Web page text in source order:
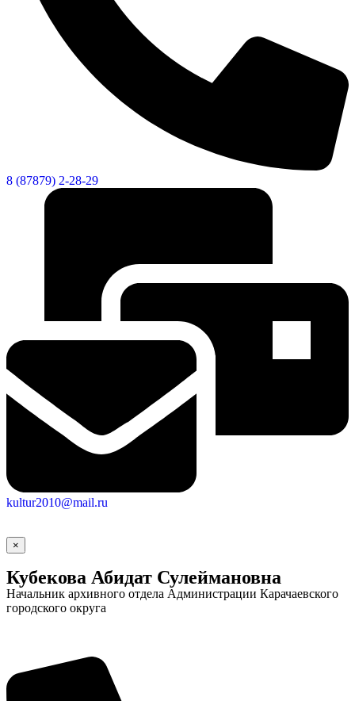
Новости Документы
Газета "Минги Тау"
Социальные
видеоролики
8 (87879) 2-28-29
kultur2010@mail.ru
×
Кубекова Абидат Сулеймановна
Начальник архивного отдела Администрации Карачаевского
городского округа